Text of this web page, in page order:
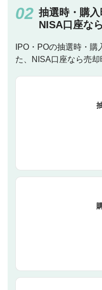
抽選時・購入
NISA口座な
IPO・POの抽選時・
た、NISA口座なら売却